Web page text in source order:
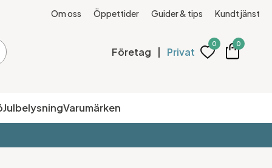
Om oss Öppettider Guider & tips Kundtjänst
Företag | Privat
0 0
JulbelysningVarumärken